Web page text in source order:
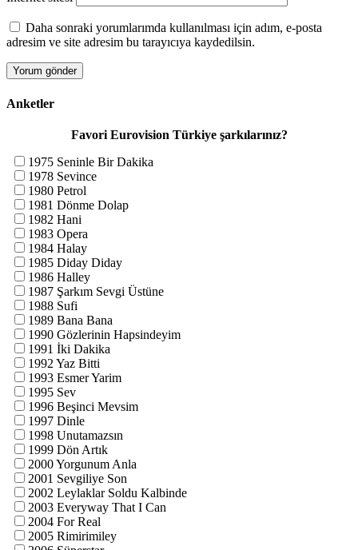
Daha sonraki yorumlarımda kullanılması için adım, e-posta
adresim ve site adresim bu tarayıcıya kaydedilsin.
Anketler
Favori Eurovision Türkiye şarkılarınız?
1975 Seninle Bir Dakika
1978 Sevince
1980 Petrol
1981 Dönme Dolap
1982 Hani
1983 Opera
1984 Halay
1985 Diday Diday
1986 Halley
1987 Şarkım Sevgi Üstüne
1988 Sufi
1989 Bana Bana
1990 Gözlerinin Hapsindeyim
1991 İki Dakika
1992 Yaz Bitti
1993 Esmer Yarim
1995 Sev
1996 Beşinci Mevsim
1997 Dinle
1998 Unutamazsın
1999 Dön Artık
2000 Yorgunum Anla
2001 Sevgiliye Son
2002 Leylaklar Soldu Kalbinde
2003 Everyway That I Can
2004 For Real
2005 Rimirimiley